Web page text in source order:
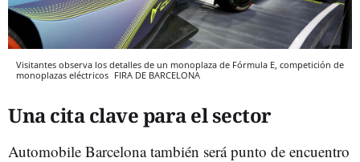
Visitantes observa los detalles de un monoplaza de Fórmula E, competición de
monoplazas eléctricos FIRA DE BARCELONA
Una cita clave para el sector
Automobile Barcelona también será punto de encuentro